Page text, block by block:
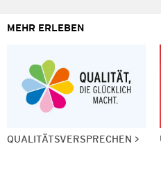
MEHR ERLEBEN
QUALITÄTSVERSPRECHEN